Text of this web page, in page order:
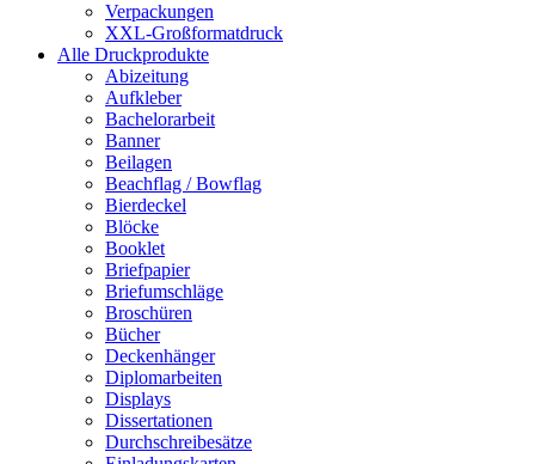
Verpackungen
XXL-Großformatdruck
Alle Druckprodukte
Abizeitung
Aufkleber
Bachelorarbeit
Banner
Beilagen
Beachflag / Bowflag
Bierdeckel
Blöcke
Booklet
Briefpapier
Briefumschläge
Broschüren
Bücher
Deckenhänger
Diplomarbeiten
Displays
Dissertationen
Durchschreibesätze